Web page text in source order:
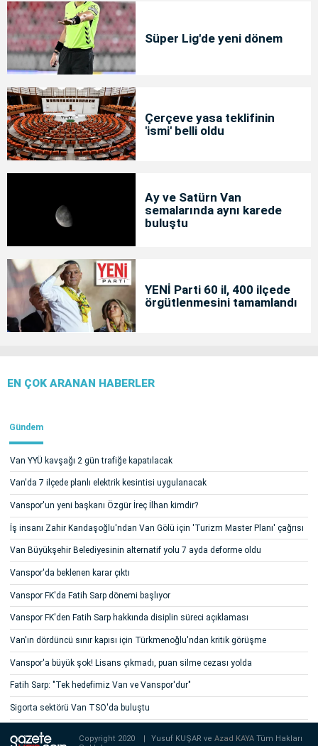
Süper Lig'de yeni dönem
Çerçeve yasa teklifinin
'ismi' belli oldu
Ay ve Satürn Van
semalarında aynı karede
buluştu
YENİ Parti 60 il, 400 ilçede
örgütlenmesini tamamlandı
EN ÇOK ARANAN HABERLER
Gündem
Van YYÜ kavşağı 2 gün trafiğe kapatılacak
Van'da 7 ilçede planlı elektrik kesintisi uygulanacak
Vanspor'un yeni başkanı Özgür İreç İlhan kimdir?
İş insanı Zahir Kandaşoğlu'ndan Van Gölü için 'Turizm Master Planı' çağrısı
Van Büyükşehir Belediyesinin alternatif yolu 7 ayda deforme oldu
Vanspor'da beklenen karar çıktı
Vanspor FK'da Fatih Sarp dönemi başlıyor
Vanspor FK'den Fatih Sarp hakkında disiplin süreci açıklaması
Van'ın dördüncü sınır kapısı için Türkmenoğlu'ndan kritik görüşme
Vanspor'a büyük şok! Lisans çıkmadı, puan silme cezası yolda
Fatih Sarp: "Tek hedefimiz Van ve Vanspor'dur"
Sigorta sektörü Van TSO'da buluştu
Copyright 2020 | Yusuf KUŞAR veAzad KAYATüm Hakları